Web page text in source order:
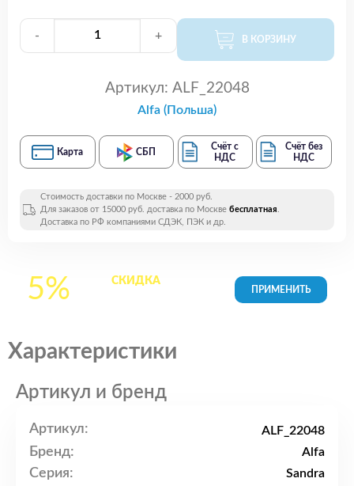
- + В КОРЗИНУ
Артикул: ALF_22048
Alfa (Польша)
Карта СБП
Счёт с
НДС
Счёт без
НДС
Стоимость доставки по Москве - 2000 руб.
Для заказов от 15000 руб. доставка по Москве бесплатная.
Доставка по РФ компаниями СДЭК, ПЭК и др.
5% СКИДКАна все
Характеристики
Артикул и бренд
Артикул: ALF_22048
Бренд: Alfa
Серия: Sandra